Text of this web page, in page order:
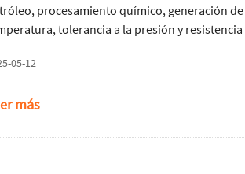
procesamiento químico, generación
tolerancia a la presión y
recta 15CRMO es particularmente
05-12
más